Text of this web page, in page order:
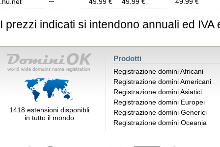
I prezzi indicati si intendono annuali ed IVA
1418 estensioni disponibli
in tutto il mondo
Prodotti
Registrazione domini Africani
Registrazione domini Americani
Registrazione domini Asiatici
Registrazione domini Europei
Registrazione domini Generici
Registrazione domini Oceania